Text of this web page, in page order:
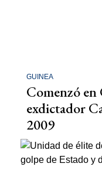
GUINEA
Comenzó
exdictador
2009